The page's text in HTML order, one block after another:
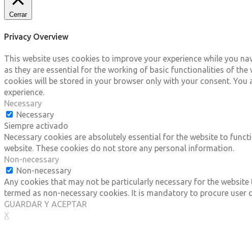
Cerrar
Privacy Overview
This website uses cookies to improve your experience while you
as they are essential for the working of basic functionalities of
cookies will be stored in your browser only with your consent.
experience.
Necessary
Necessary
Siempre activado
Necessary cookies are absolutely essential for the website to
website. These cookies do not store any personal information.
Non-necessary
Non-necessary
Any cookies that may not be particularly necessary for the
termed as non-necessary cookies. It is mandatory to procure
GUARDAR Y ACEPTAR
X